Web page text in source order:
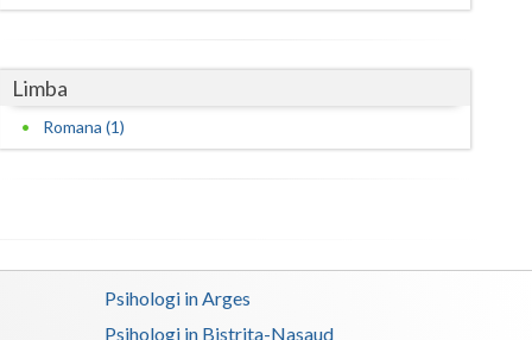
Limba
Romana (1)
Psihologi in Arges
Psihologi in Bistrita-Nasaud